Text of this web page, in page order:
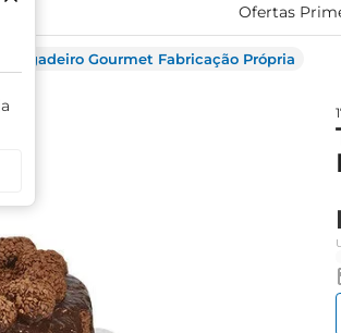
Ofertas
Brigadeiro Gourmet Fabricação Própria